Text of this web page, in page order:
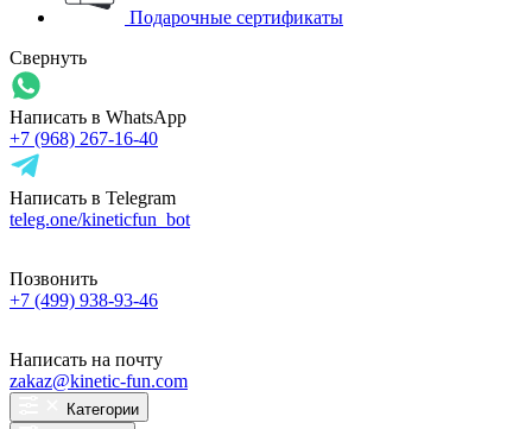
Подарочные сертификаты
Свернуть
Написать в WhatsApp
+7 (968) 267-16-40
Написать в Telegram
teleg.one/kineticfun_bot
Позвонить
+7 (499) 938-93-46
Написать на почту
zakaz@kinetic-fun.com
Категории